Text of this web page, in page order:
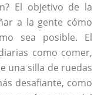
El objetivo de la
a la gente cómo
sea posible. El
como comer,
una silla de ruedas
desafiante, como